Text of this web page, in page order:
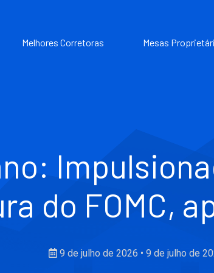
Melhores Corretoras Mesas
do FOMC,
9 de julho de 2026 • 9 de julho de